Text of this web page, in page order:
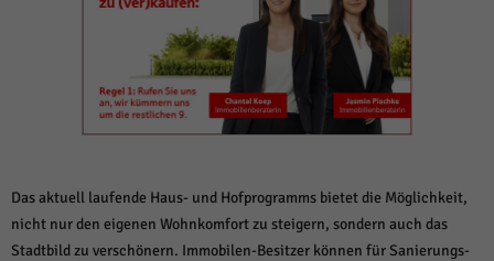
Das aktuell laufende Haus- und Hofprogramms bietet die Möglichkeit,
nicht nur den eigenen Wohnkomfort zu steigern, sondern auch das
Stadtbild zu verschönern. Immobilen-Besitzer können für Sanierungs-
Alle akzeptieren Speichern und weiter
Zurück
Datenschutzeinstellungen
Essenzielle Cookies ermöglichen grundlegende Funktionen und sind für die
einwandfreie Funktion der Website erforderlich.
Cookie-Informationen anzeigen